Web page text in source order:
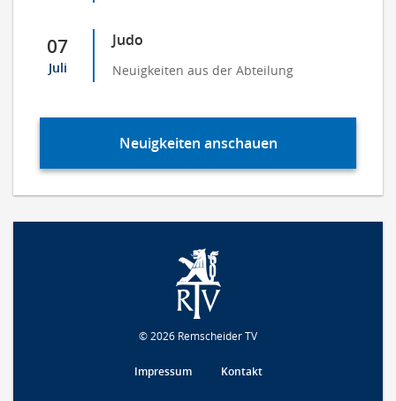
07
Juli
Judo
Neuigkeiten aus der Abteilung
Neuigkeiten anschauen
© 2026 Remscheider TV
Impressum Kontakt